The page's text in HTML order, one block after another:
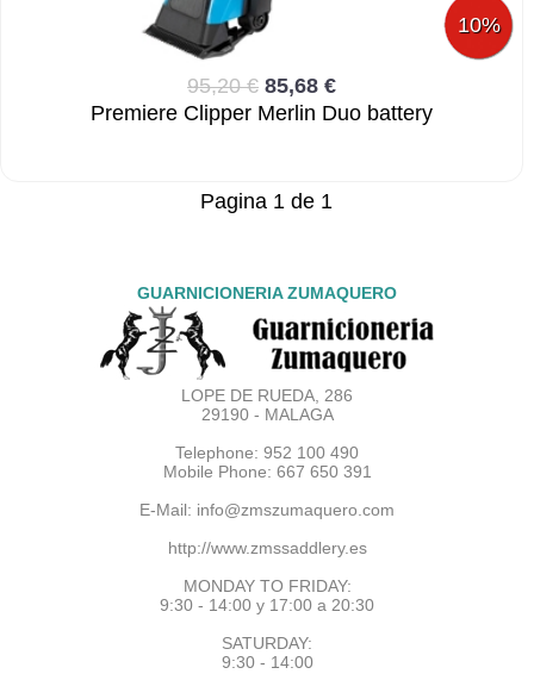
10%
95,20 € 85,68 €
Premiere Clipper Merlin Duo battery
Pagina 1 de 1
GUARNICIONERIA ZUMAQUERO
LOPE DE RUEDA, 286
29190 - MALAGA
Telephone: 952 100 490
Mobile Phone: 667 650 391
E-Mail: info@zmszumaquero.com
http://www.zmssaddlery.es
MONDAY TO FRIDAY:
9:30 - 14:00 y 17:00 a 20:30
SATURDAY:
9:30 - 14:00